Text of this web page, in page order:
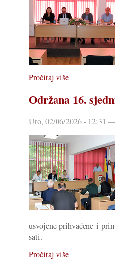
Pročitaj više
Održana 16.
Uto, 02/06/2026 - 12:31
usvojene prihvaćene i
sati.
Pročitaj više